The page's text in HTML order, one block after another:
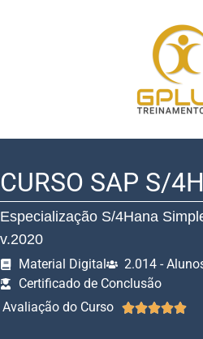
CURSO SAP S/
Especialização S/4Hana
v.2020
Material Digital
2.014 -
Certificado de Conclusão
Avaliação do Curso
